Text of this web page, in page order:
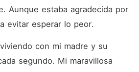
pasado, o afrontará su
destino y tomará el control
de su futuro?
Aunque estaba agradecida por
evitar esperar lo peor.
con mi madre y su
segundo. Mi maravillosa